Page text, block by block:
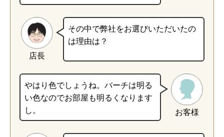
店長
その中で弊社をお選びいただいたの
は理由は？
お客様
やはり色でしょうね。バーチは明る
い色なのでお部屋も明るくなります
し。